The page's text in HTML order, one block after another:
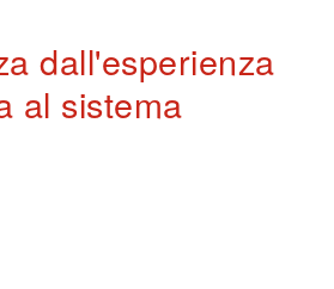
dall'esperienza
al sistema